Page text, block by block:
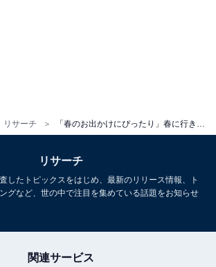
リサーチ
リサーチ
したトピックスをはじめ、最新のリリース情報、ト
グなど、世の中で注目を集めている話題をお知らせ
関連サービス